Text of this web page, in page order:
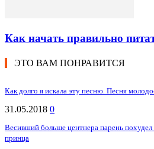
Как начать правильно
ЭТО ВАМ ПОНРАВИТСЯ
Как долго я искала эту песню. Песня
31.05.2018 0
Весивший больше центнера парень похудел
принца